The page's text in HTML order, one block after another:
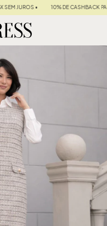
10% DE CASHBACK PARA SUA PRÓXIMA